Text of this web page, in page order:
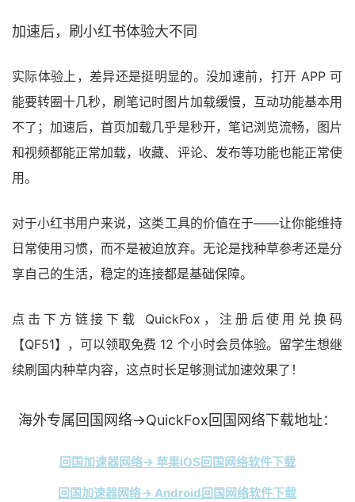
加速后，刷小红书体验大不同
实际体验上，差异还是挺明显的。没加速前，打开 APP 可
能要转圈十几秒，刷笔记时图片加载缓慢，互动功能基本用
不了；加速后，首页加载几乎是秒开，笔记浏览流畅，图片
和视频都能正常加载，收藏、评论、发布等功能也能正常使
用。
对于小红书用户来说，这类工具的价值在于——让你能维持
日常使用习惯，而不是被迫放弃。无论是找种草参考还是分
享自己的生活，稳定的连接都是基础保障。
点击下方链接下载 QuickFox，注册后使用兑换码
【QF51】，可以领取免费 12 个小时会员体验。留学生想继
续刷国内种草内容，这点时长足够测试加速效果了！
海外专属回国网络→QuickFox回国网络下载地址：
回国加速器网络→ 苹果iOS回国网络软件下载
回国加速器网络→ Android回国网络软件下载